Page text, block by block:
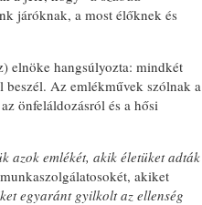
járóknak, a most élőknek és
elnöke hangsúlyozta: mindkét
beszél. Az emlékművek szólnak a
önfeláldozásról és a hősi
azok emlékét, akik életüket adták
akiket
egyaránt gyilkolt az ellenség